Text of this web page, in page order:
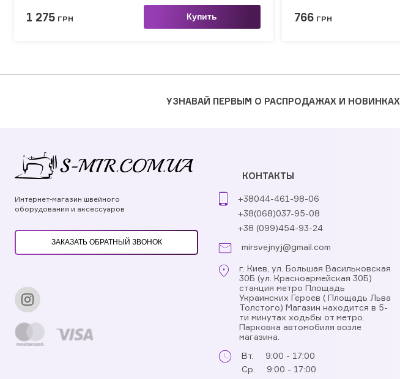
1 275 ГРН Купить 766 ГРН
УЗНАВАЙ ПЕРВЫМ О РАСПРОДАЖАХ И НОВИНКАХ
Интернет-магазин швейного
оборудования и аксессуаров
ЗАКАЗАТЬ ОБРАТНЫЙ ЗВОНОК
КОНТАКТЫ
+38044-461-98-06
+38(068)037-95-08
+38 (099)454-93-24
mirsvejnyj@gmail.com
г. Киев, ул. Большая Васильковская
30Б (ул. Красноармейская 30Б)
станция метро Площадь
Украинских Героев ( Площадь Льва
Толстого) Магазин находится в 5-
ти минутах ходьбы от метро.
Парковка автомобиля возле
магазина.
Вт.
9:00 - 17:00
Ср.
9:00 - 17:00